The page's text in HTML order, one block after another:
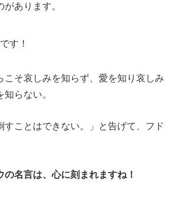
あります。
です！
こそ哀しみを知らず、愛を知り哀しみ
らない。
すことはできない。」と告げて、フド
の名言は、心に刻まれますね！